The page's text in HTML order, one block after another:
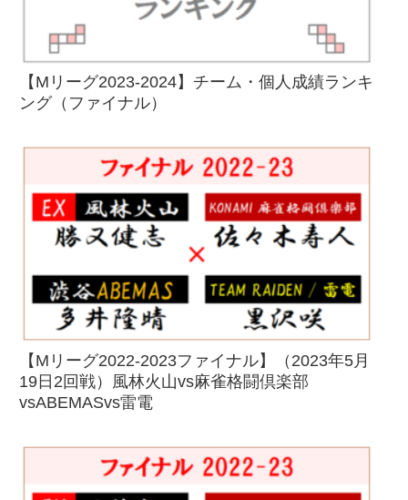
【Mリーグ2023-2024】チーム・個人成績ランキ
ング（ファイナル）
【Mリーグ2022-2023ファイナル】（2023年5月
19日2回戦）風林火山vs麻雀格闘倶楽部
vsABEMASvs雷電